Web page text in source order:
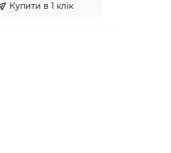
Купити в 1 клік